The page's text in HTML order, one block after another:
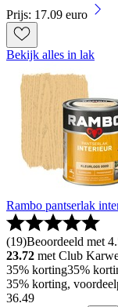
Prijs: 17.09 euro
Bekijk alles in lak
Rambo pantserlak
(19)Beoordeeld met
23.72 met Club
35% korting35%
35% korting,
36.49